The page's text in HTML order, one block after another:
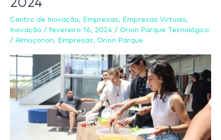
Centro de Inovação, Empresas, Empresas Virtuais,
Inovação / fevereiro 16, 2024 / Orion Parque Tecnológico
/ Almoçorion, Empresas, Orion Parque
realizam
o
primeiro
ano
de
2024